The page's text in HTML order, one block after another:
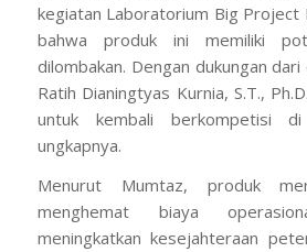
kegiatan Laboratorium Big Project
bahwa produk ini memiliki
dilombakan. Dengan dukungan
Ratih Dianingtyas Kurnia, S.T.,
untuk kembali berkompetisi di
ungkapnya.
Menurut Mumtaz, produk
menghemat biaya
meningkatkan kesejahteraan